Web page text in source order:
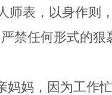
师表，以身作
禁任何形式的狠
妈妈，因为工作